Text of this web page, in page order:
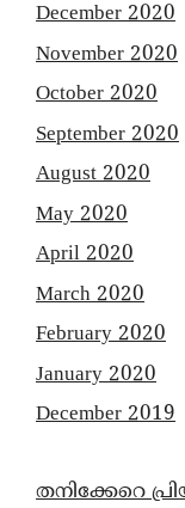
December 2020
November 2020
October 2020
September 2020
August 2020
May 2020
April 2020
March 2020
February 2020
January 2020
December 2019
തനിക്കേറെ